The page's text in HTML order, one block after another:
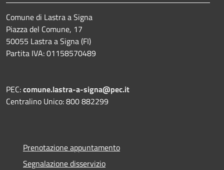
Comune di Lastra a Signa
Piazza del Comune, 17
50055 Lastra a Signa (FI)
Partita IVA: 01158570489
PEC:comune.lastra-a-signa@pec.it
Centralino Unico: 800 882299
Prenotazione appuntamento
Segnalazione disservizio